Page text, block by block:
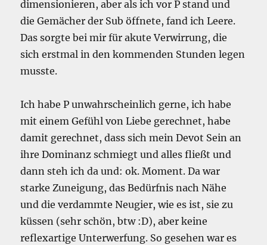
dimensionieren, aber als ich vor P stand und
die Gemächer der Sub öffnete, fand ich Leere.
Das sorgte bei mir für akute Verwirrung, die
sich erstmal in den kommenden Stunden legen
musste.
Ich habe P unwahrscheinlich gerne, ich habe
mit einem Gefühl von Liebe gerechnet, habe
damit gerechnet, dass sich mein Devot Sein an
ihre Dominanz schmiegt und alles fließt und
dann steh ich da und: ok. Moment. Da war
starke Zuneigung, das Bedürfnis nach Nähe
und die verdammte Neugier, wie es ist, sie zu
küssen (sehr schön, btw :D), aber keine
reflexartige Unterwerfung. So gesehen war es